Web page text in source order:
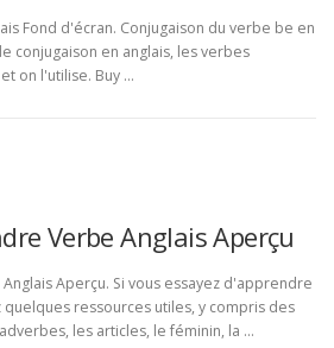
Fond d'écran. Conjugaison du verbe be en
conjugaison en anglais, les verbes
on l'utilise. Buy …
Verbe Anglais Aperçu
Aperçu. Si vous essayez d'apprendre
quelques ressources utiles, y compris des
les articles, le féminin, la …